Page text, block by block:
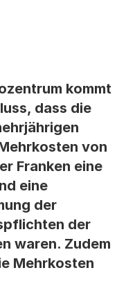
kommt
dass die
von
Franken eine
eine
der
der
waren. Zudem
Mehrkosten